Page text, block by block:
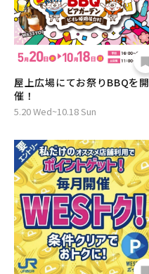
屋上広場にてお祭りBBQを開
催！
5.20 Wed~10.18 Sun